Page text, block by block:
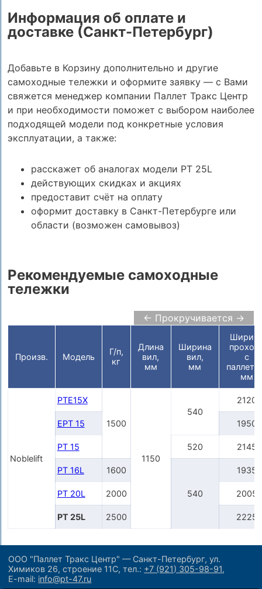
Информация об оплате и
доставке (Санкт-Петербург)
Добавьте в Корзину дополнительно и другие
самоходные тележки и оформите заявку — с Вами
свяжется менеджер компании Паллет Тракс Центр
и при необходимости поможет с выбором наиболее
подходящей модели под конкретные условия
эксплуатации, а также:
расскажет об аналогах модели PT 25L
действующих скидках и акциях
предоставит счёт на оплату
оформит доставку в Санкт-Петербурге или
области (возможен самовывоз)
Рекомендуемые самоходные
тележки
← Прокручивается →
Произв. Модель
Г/п,
кг
Длина
вил,
мм
Ширина
вил,
мм
с
мм
Noblelift
PTE15X
1500
1150
540
2120
EPT 15 1950
PT 15 520 2145
PT 16L 1600
540
1935
PT 20L 2000 2005
PT 25L 2500 2225
ООО "Паллет Тракс Центр" — Санкт-Петербург, ул.
Химиков 26, строение 11С,тел.: +7 (921) 305-98-91,
E-mail: info@pt-47.ru